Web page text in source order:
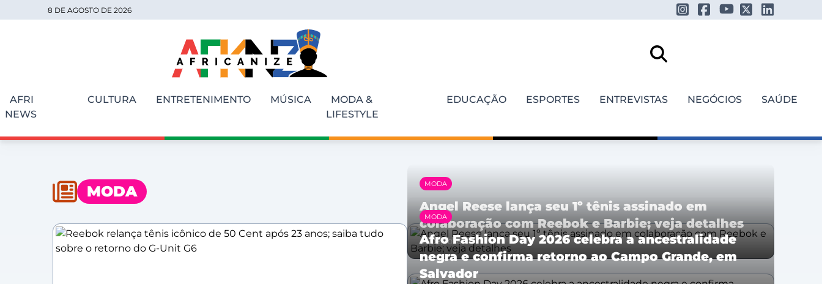
8 DE AGOSTO DE 2026
AFRI
NEWS
CULTURA ENTRETENIMENTO MÚSICA
MODA &
LIFESTYLE
EDUCAÇÃO ESPORTES ENTREVISTAS NEGÓCIOS SAÚDE
MODA MODA
Angel Reese lança seu 1º tênis assinado em
colaboração com Reebok e Barbie; veja detalhes
05/08/2026
MODA
Afro Fashion Day 2026 celebra a ancestralidade
negra e confirma retorno ao Campo Grande, em
Salvador